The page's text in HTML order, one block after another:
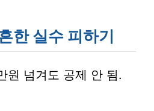
한 실수 피하기
원 넘겨도 공제 안 됨.